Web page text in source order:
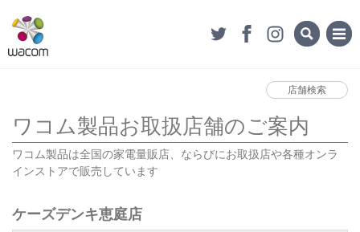
店舗検索
ワコム製品お取扱店舗のご案内
ワコム製品は全国の家電量販店、ならびにお取扱店や各種オンラ
インストアで販売しています
ケーズデンキ恵庭店